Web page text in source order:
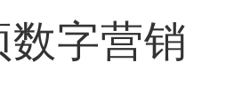
字营销